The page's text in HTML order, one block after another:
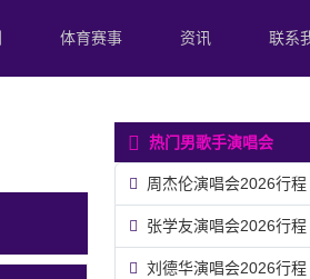
体育赛事 资讯 联系
热门男歌手演唱会
周杰伦演唱会2026行程
张学友演唱会2026行程
刘德华演唱会2026行程